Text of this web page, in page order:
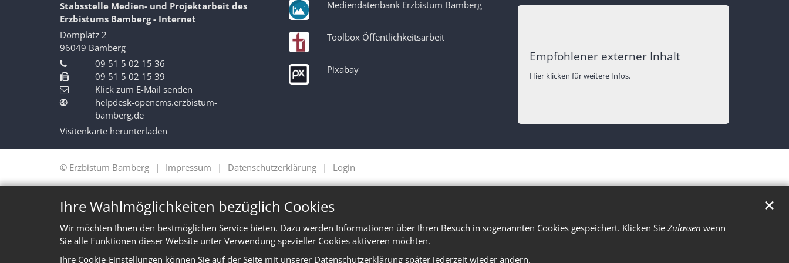
Ihre Wahlmöglichkeiten bezüglich Cookies
Wir möchten Ihnen den bestmöglichen Service bieten. Dazu werden Informationen über Ihren Besuch in sogenannten Cookies gespeichert. Klicken Sie Zulassen wenn
Sie alle Funktionen dieser Website unter Verwendung spezieller Cookies aktiveren möchten.
Ihre Cookie-Einstellungen können Sie auf der Seite mit unserer Datenschutzerklärung später jederzeit wieder ändern.
✕
Stabsstelle Medien- und Projektarbeit des
Erzbistums Bamberg - Internet
Domplatz 2
96049 Bamberg
09 51 5 02 15 36
09 51 5 02 15 39
Klick zum E-Mail senden
helpdesk-opencms.erzbistum-
bamberg.de
Visitenkarte herunterladen
Mediendatenbank Erzbistum Bamberg
Toolbox Öffentlichkeitsarbeit
Pixabay
Empfohlener externer Inhalt
Hier klicken für weitere Infos.
© Erzbistum Bamberg Impressum Datenschutzerklärung Login